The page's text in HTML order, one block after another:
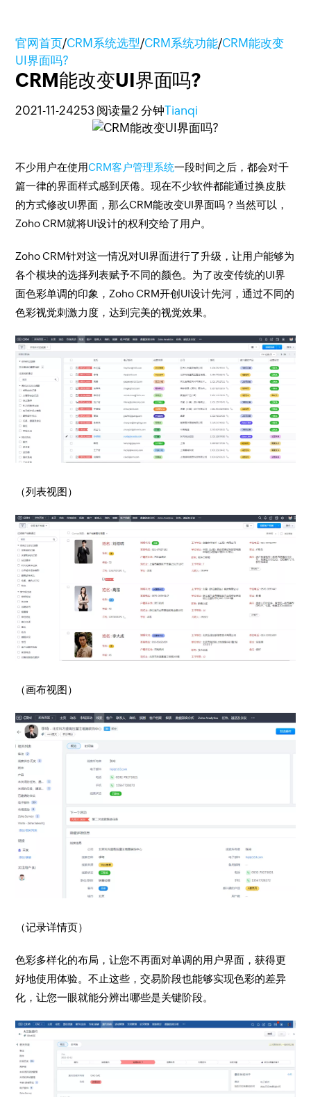
官网首页/CRM系统选型/CRM系统功能/CRM能改变
UI界面吗?
CRM能改变UI界面吗?
2021-11-24253 阅读量2 分钟Tianqi
不少用户在使用CRM客户管理系统一段时间之后，都会对千
篇一律的界面样式感到厌倦。现在不少软件都能通过换皮肤
的方式修改UI界面，那么CRM能改变UI界面吗？当然可以，
Zoho CRM就将UI设计的权利交给了用户。
Zoho CRM针对这一情况对UI界面进行了升级，让用户能够为
各个模块的选择列表赋予不同的颜色。为了改变传统的UI界
面色彩单调的印象，Zoho CRM开创UI设计先河，通过不同的
色彩视觉刺激力度，达到完美的视觉效果。
（列表视图）
（画布视图）
（记录详情页）
色彩多样化的布局，让您不再面对单调的用户界面，获得更
好地使用体验。不止这些，交易阶段也能够实现色彩的差异
化，让您一眼就能分辨出哪些是关键阶段。